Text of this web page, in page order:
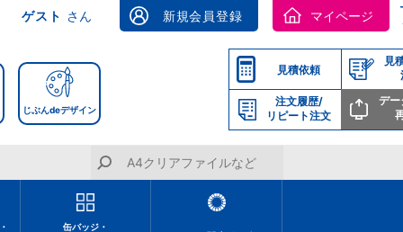
ゲスト さん 新規会員登録 マイページ
じぶんdeデザイン
見積依頼
見
注文履歴/
リピート注文
デー
缶バッジ・